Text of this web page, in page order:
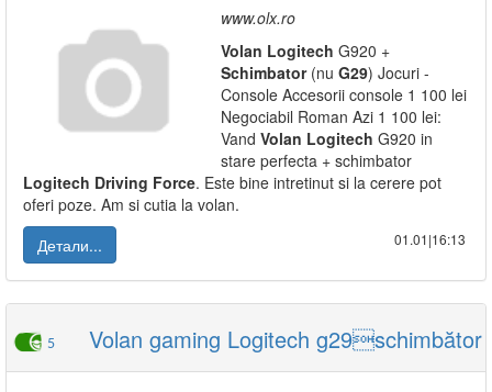
www.olx.ro
Volan Logitech G920 +
Schimbator(nu G29) Jocuri -
Console Accesorii console 1 100 lei
Negociabil Roman Azi 1 100 lei:
Vand Volan Logitech G920 in
stare perfecta + schimbator
Logitech Driving Force. Este bine intretinut si la cerere pot
oferi poze. Am si cutia la volan.
Детали...
01.01|16:13
5 Volan gaming Logitech g29schimbător